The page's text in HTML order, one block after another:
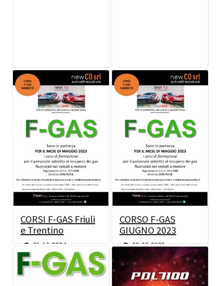
CORSI F-GAS Friuli
e Trentino
01-10-2024
CORSO F-GAS
GIUGNO 2023
09-06-2023